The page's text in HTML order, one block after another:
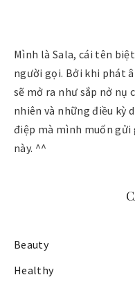
Mình là Sala, cái tên
người gọi. Bởi khi phát
sẽ mở ra như sắp nở nụ
nhiên và những điều kỳ
điệp mà mình muốn
này. ^^
Beauty
Healthy